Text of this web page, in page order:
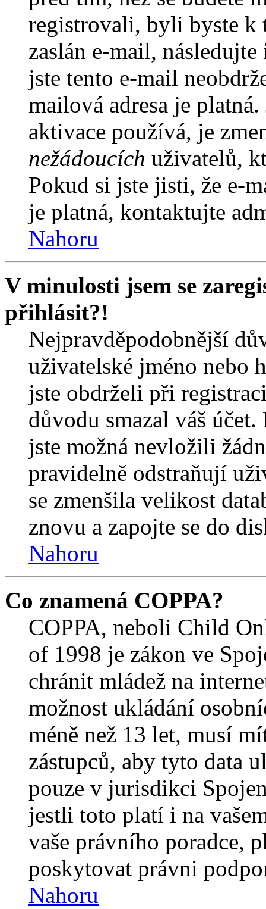
registrovali, byli byste k
zaslán e-mail,
jste tento e-mail
mailová adresa je
aktivace používá, je
nežádoucích uživatelů,
Pokud si jste jisti, že e-
je platná, kontaktujte
Nahoru
V minulosti jsem se
přihlásit?!
Nejpravděpodobnější
uživatelské jméno nebo
jste obdrželi při
důvodu smazal váš
jste možná nevložili
pravidelně odstraňují
se zmenšila velikost
znovu a zapojte se do
Nahoru
Co znamená COPPA?
COPPA, neboli Child
of 1998 je zákon ve
chránit mládež na
možnost ukládání
méně než 13 let, musí
zástupců, aby tyto data
pouze v jurisdikci
jestli toto platí i na
vaše právního poradce,
poskytovat právni
Nahoru